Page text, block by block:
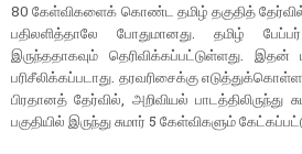
80 கேள்விகளைக் கொண்ட தமிழ் தகுதித் தேர்வில்
பதிலளித்தாலே போதுமானது. தமிழ்
இருந்ததாகவும் தெரிவிக்கப்பட்டுள்ளது.
பரிசீலிக்கப்படாது. தரவரிசைக்கு
பிரதானத் தேர்வில், அறிவியல் பாடத்திலிருந்து
பகுதியில் இருந்து சுமார் 5 கேள்விகளும்